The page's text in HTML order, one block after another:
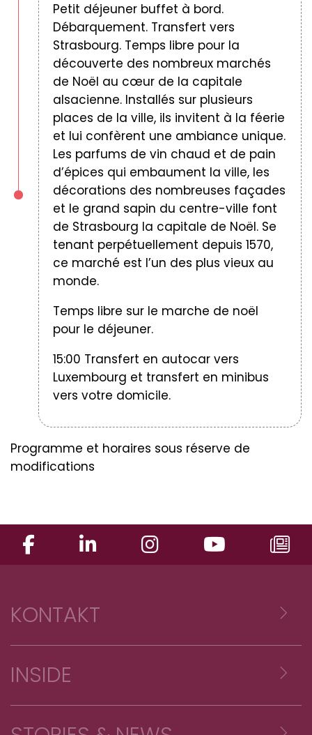
Petit déjeuner buffet à bord.
Débarquement. Transfert vers
Strasbourg. Temps libre pour la
découverte des nombreux marchés
de Noël au cœur de la capitale
alsacienne. Installés sur plusieurs
places de la ville, ils invitent à la féerie
et lui confèrent une ambiance unique.
Les parfums de vin chaud et de pain
d’épices qui embaument la ville, les
décorations des nombreuses façades
et le grand sapin du centre-ville font
de Strasbourg la capitale de Noël. Se
tenant perpétuellement depuis 1570,
ce marché est l’un des plus vieux au
monde.
Temps libre sur le marche de noël
pour le déjeuner.
15:00 Transfert en autocar vers
Luxembourg et transfert en minibus
vers votre domicile.
Programme et horaires sous réserve de
modifications
KONTAKT
Z.A. Reckschleed
L-5411 Canach
Luxemburg
INSIDE